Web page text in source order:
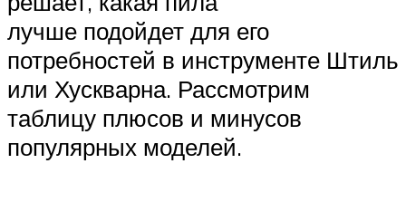
лучше подойдет для его
потребностей в инструменте Штиль
или Хускварна. Рассмотрим
таблицу плюсов и минусов
популярных моделей.